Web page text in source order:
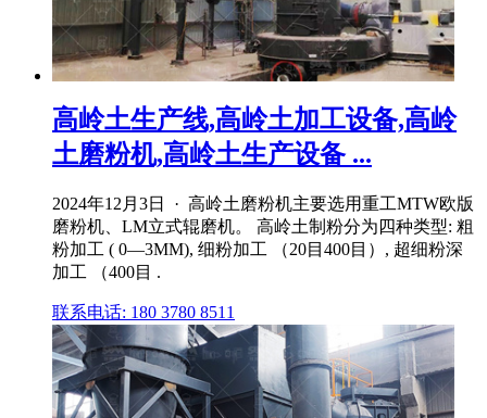
高岭土生产线,高岭土加工设备,高岭
土磨粉机,高岭土生产设备 ...
2024年12月3日 · 高岭土磨粉机主要选用重工MTW欧版
磨粉机、LM立式辊磨机。 高岭土制粉分为四种类型: 粗
粉加工 ( 0―3MM), 细粉加工 （20目400目）, 超细粉深
加工 （400目 .
联系电话: 180 3780 8511